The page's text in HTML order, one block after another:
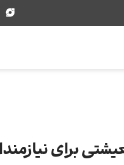
بستۀ معیشتی برای